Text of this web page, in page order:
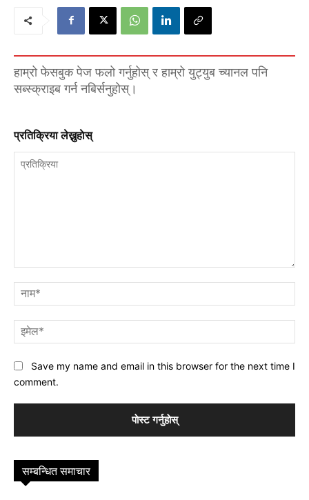
हाम्रो फेसबुक पेज फलो गर्नुहोस् र हाम्रो युट्युब च्यानल पनि
सब्स्क्राइब गर्न नबिर्सनुहोस्।
प्रतिक्रिया लेख्नुहाेस्
Save my name and email in this browser for the next time I
comment.
सम्बन्धित समाचार